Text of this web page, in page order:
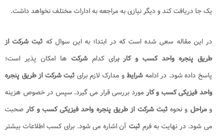
یک جا دریافت کند و دیگر نیازی به مراجعه به ادارات مختلف نخواهد داشت.
در این مقاله سعی شده است که در ابتدا؛ به این سوال که ثبت شرکت از
طریق پنجره واحد کسب و کار برای کدامشرکت ها امکان پذیر است؛
پاسخ داده شود. در ادامه شرایطو مدارک لازم برای ثبت شرکت از طریق پنجره
واحد فیزیکی کسب و کارمورد بررسی قرار می گیرد. سپس در خصوص هزینه
ومراحل و نحوهثبت شرکت از طریق پنجره واحد فیزیکی کسب و کار صحبت
می شود. در نهایت به فرم ثبت آن اشاره می شود. برای کسب اطلاعات بیشتر